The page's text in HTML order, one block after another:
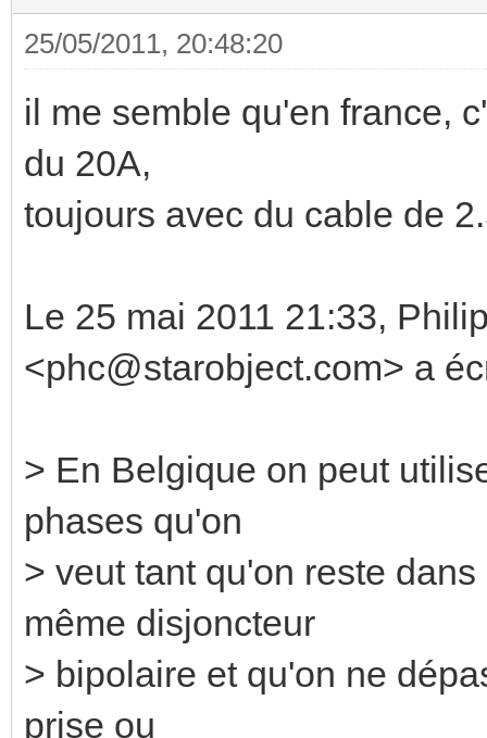
25/05/2011, 20:48:20
il me semble qu'en france,
du 20A,
toujours avec du cable de
Le 25 mai 2011 21:33,
<phc@starobject.com> a
> En Belgique on peut
phases qu'on
> veut tant qu'on reste
même disjoncteur
> bipolaire et qu'on ne
prise ou